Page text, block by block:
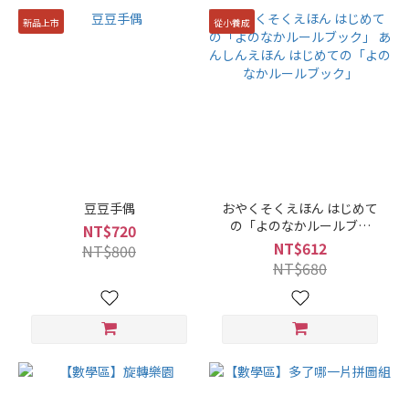
新品上市
豆豆手偶
NT$720
NT$800
從小養成
おやくそくえほん はじめて
の「よのなかルールブッ
ク」 あんしんえほん はじめ
ての「よのなかルールブッ
ク」
NT$612
NT$680